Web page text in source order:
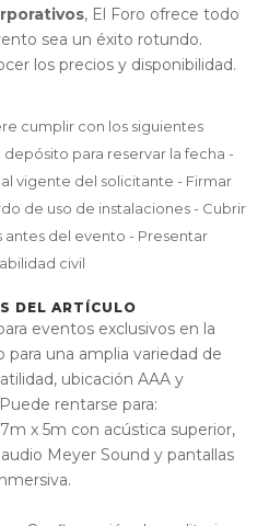
, El Foro ofrece todo
sea un éxito rotundo.
los precios y disponibilidad.
cumplir con los siguientes
para reservar la fecha -
vigente del solicitante - Firmar
de uso de instalaciones - Cubrir
antes del evento - Presentar
civil
DEL ARTÍCULO
eventos exclusivos en la
una amplia variedad de
ubicación AAA y
rentarse para:
x 5m con acústica superior,
Meyer Sound y pantallas